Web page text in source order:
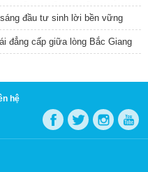
đầu tư sinh lời bền vững
đẳng cấp giữa lòng Bắc Giang
hệ